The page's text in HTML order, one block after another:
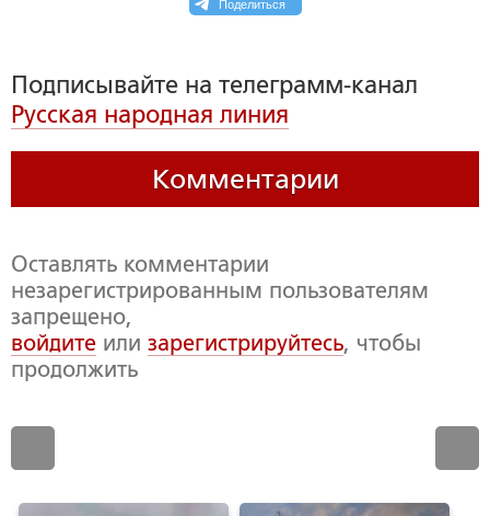
Подписывайте на телеграмм-канал
Русская народная линия
Комментарии
Оставлять комментарии
незарегистрированным пользователям
запрещено,
войдите или зарегистрируйтесь, чтобы
продолжить